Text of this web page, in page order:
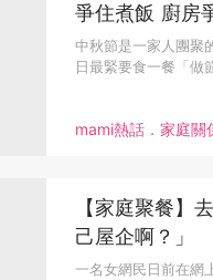
mami熱話．家庭關
爭住煮飯 廚房
點算
中秋節是一家人團聚
日最緊要食一餐「做
【家庭聚餐】
己屋企啊？」
膠櫈
一名女網民日前在網